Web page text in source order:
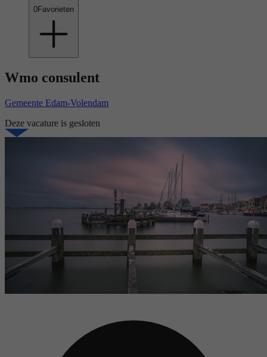
0Favorieten
Wmo consulent
Gemeente Edam-Volendam
Deze vacature is gesloten